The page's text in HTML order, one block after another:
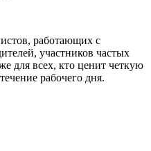
работающих с
участников частых
для всех, кто ценит четкую
рабочего дня.